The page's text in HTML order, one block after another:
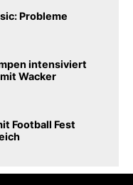
Probleme
intensiviert
Wacker
Football Fest